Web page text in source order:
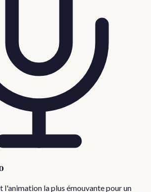
l'animation la plus émouvante pour un